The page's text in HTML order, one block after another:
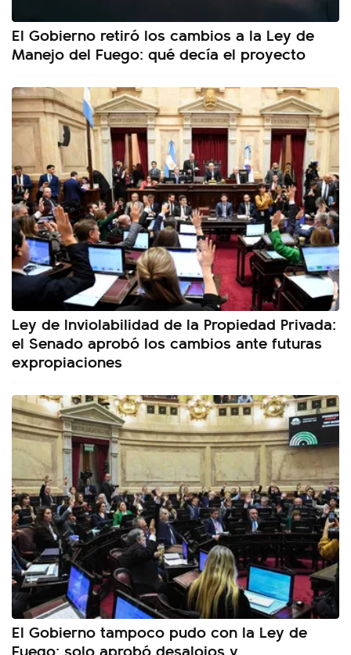
El Gobierno retiró los cambios a la Ley de
Manejo del Fuego: qué decía el proyecto
Ley de Inviolabilidad de la Propiedad Privada:
el Senado aprobó los cambios ante futuras
expropiaciones
El Gobierno tampoco pudo con la Ley de
Fuego: solo aprobó desalojos y